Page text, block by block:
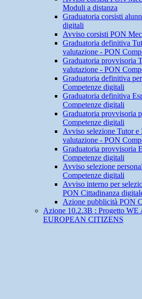
Moduli a distanza
Graduatoria corsisti
digitali
Avviso corsisti PON
Graduatoria definitiva
valutazione - PON
Graduatoria provvisoria
valutazione - PON
Graduatoria definitiva
Competenze digitali
Graduatoria definitiva
Competenze digitali
Graduatoria provvisoria
Competenze digitali
Avviso selezione Tutor e
valutazione - PON
Graduatoria provvisoria
Competenze digitali
Avviso selezione
Competenze digitali
Avviso interno per
PON Cittadinanza
Azione pubblicità PON
Azione 10.2.3B : Progetto
EUROPEAN CITIZENS